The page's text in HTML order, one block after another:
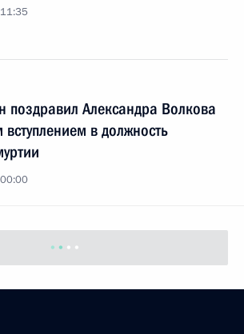
поздравил Александра Волкова
в должность